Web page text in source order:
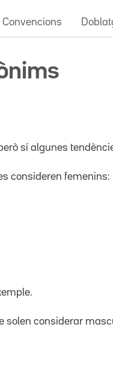
Convencions
sí algunes
consideren femenins:
solen considerar